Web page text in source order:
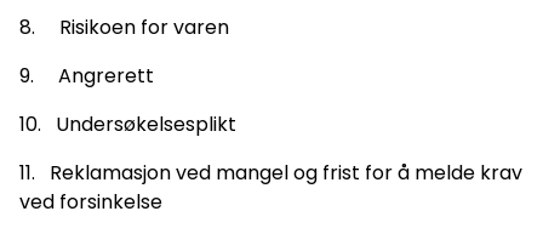
8. Risikoen for varen
9. Angrerett
10. Undersøkelsesplikt
11. Reklamasjon ved mangel og frist for å melde krav
ved forsinkelse